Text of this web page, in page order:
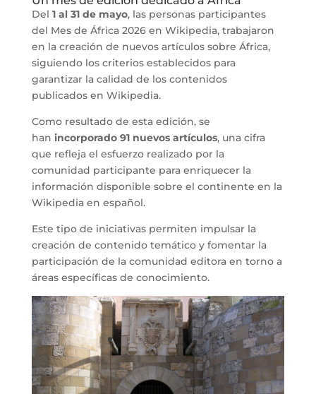
Del 1 al 31 de mayo, las personas participantes
del Mes de África 2026 en Wikipedia, trabajaron
en la creación de nuevos artículos sobre África,
siguiendo los criterios establecidos para
garantizar la calidad de los contenidos
publicados en Wikipedia.
Como resultado de esta edición, se
han incorporado 91 nuevos artículos, una cifra
que refleja el esfuerzo realizado por la
comunidad participante para enriquecer la
información disponible sobre el continente en la
Wikipedia en español.
Este tipo de iniciativas permiten impulsar la
creación de contenido temático y fomentar la
participación de la comunidad editora en torno a
áreas específicas de conocimiento.